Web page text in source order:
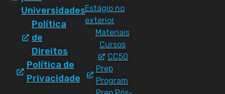
Universidades
Política
de
Direitos
Política de
Privacidade
Estágio no
exterior
Materiais
Cursos
CC50
Prep
Program